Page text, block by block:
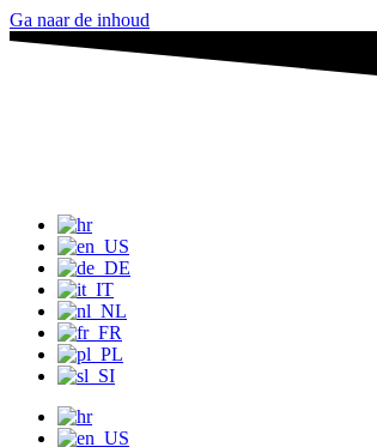
Ga naar de inhoud